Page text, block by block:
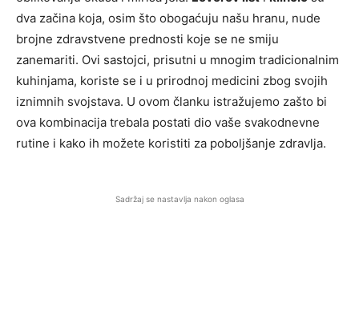
dva začina koja, osim što obogaćuju našu hranu, nude
brojne zdravstvene prednosti koje se ne smiju
zanemariti. Ovi sastojci, prisutni u mnogim tradicionalnim
kuhinjama, koriste se i u prirodnoj medicini zbog svojih
iznimnih svojstava. U ovom članku istražujemo zašto bi
ova kombinacija trebala postati dio vaše svakodnevne
rutine i kako ih možete koristiti za poboljšanje zdravlja.
Sadržaj se nastavlja nakon oglasa